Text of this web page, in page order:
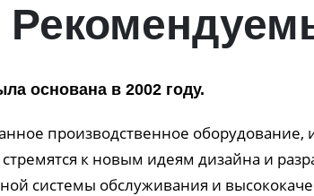
основана в 2002 году.
производственное оборудование,
к новым идеям дизайна и
системы обслуживания и